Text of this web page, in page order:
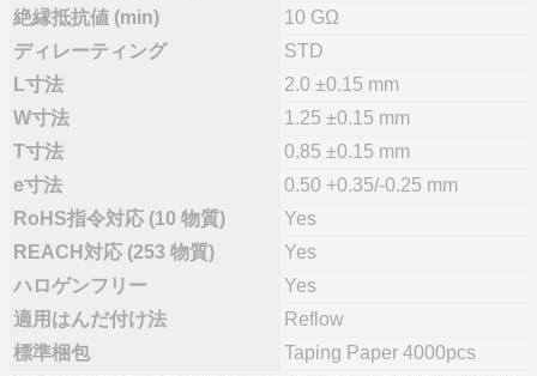
絶縁抵抗値 (min)
10 GΩ
ディレーティング
STD
L寸法
2.0 ±0.15 mm
W寸法
1.25 ±0.15 mm
T寸法
0.85 ±0.15 mm
e寸法
0.50 +0.35/-0.25 mm
RoHS指令対応 (10 物質)
Yes
REACH対応 (253 物質)
Yes
ハロゲンフリー
Yes
適用はんだ付け法
Reflow
標準梱包
Taping Paper 4000pcs